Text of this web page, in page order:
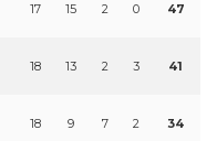
17 15 2 0 47
18 13 2 3 41
18 9 7 2 34